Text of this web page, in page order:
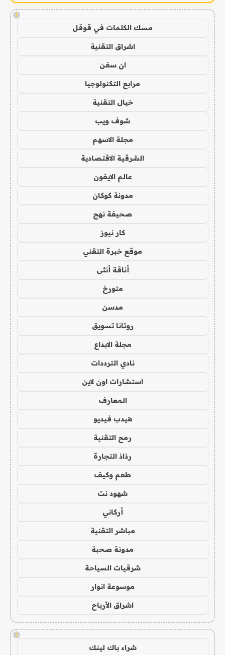
!
مسك الكلمات في قوقل
اشراق التقنية
ان سفن
مرابع التكنولوجيا
خيال التقنية
شوف ويب
مجلة الاسهم
الشرقية الاقتصادية
عالم الايفون
مدونة كوكان
صحيفة نهج
كار نيوز
موقع خبرة التقني
أناقة أنثى
متورخ
مدسن
روتانا تسويق
مجلة الابداع
نادي الترددات
استشارات اون لاين
المعارف
هيدب فيديو
رمح التقنية
رذاذ التجارة
طعم وكيف
شهود نت
أركاني
مباشر التقنية
مدونة صحبة
شرقيات السياحة
موسوعة انوار
اشراق الأرباح
!
شراء باك لينك